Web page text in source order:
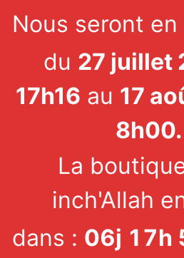
Nous seront
du 27 juillet
17h16 au 17
8h00.
La
inch'Allah
dans : 06j 17h